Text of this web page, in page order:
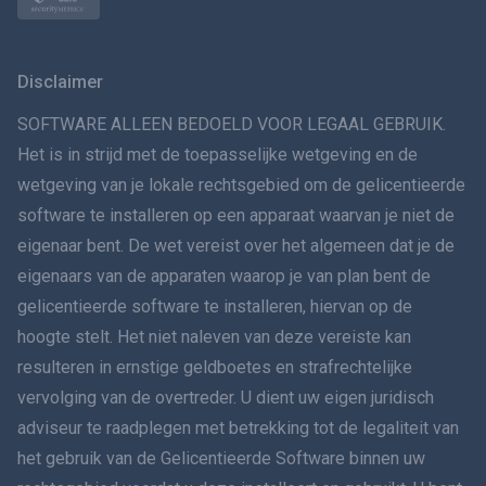
VERSPREIDINGทย
Dansk
हिंदी
עברית
Română
Ελληνικά
Disclaimer
SOFTWARE ALLEEN BEDOELD VOOR LEGAAL GEBRUIK.
Het is in strijd met de toepasselijke wetgeving en de
wetgeving van je lokale rechtsgebied om de gelicentieerde
software te installeren op een apparaat waarvan je niet de
eigenaar bent. De wet vereist over het algemeen dat je de
eigenaars van de apparaten waarop je van plan bent de
gelicentieerde software te installeren, hiervan op de
hoogte stelt. Het niet naleven van deze vereiste kan
resulteren in ernstige geldboetes en strafrechtelijke
vervolging van de overtreder. U dient uw eigen juridisch
adviseur te raadplegen met betrekking tot de legaliteit van
het gebruik van de Gelicentieerde Software binnen uw